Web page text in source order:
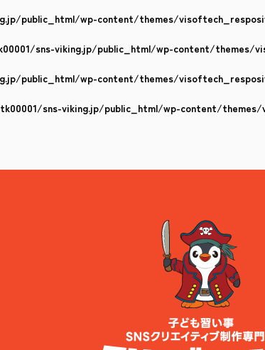
public_html/wp-content/themes/
sns-viking.jp/public_html/wp-content/themes/
public_html/wp-content/themes/
sns-viking.jp/public_html/wp-content/